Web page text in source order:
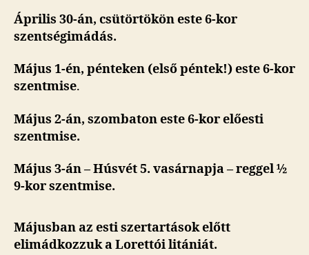
Április 30-án, csütörtökön este 6-kor
szentségimádás.
Május 1-én, pénteken (első péntek!)este 6-kor
szentmise.
Május 2-án, szombaton este 6-kor előesti
szentmise.
Május 3-án – Húsvét 5. vasárnapja – reggel ½
9-kor szentmise.
Májusban az esti szertartások előtt
elimádkozzuk a Lorettói litániát.